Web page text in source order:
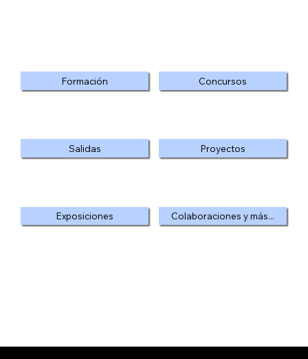
Formación Concursos
Salidas Proyectos
Exposiciones Colaboraciones y más...